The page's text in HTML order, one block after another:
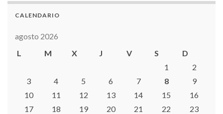
CALENDARIO
agosto 2026
L
M X J V S D
1
2
3
4 5 6 7 8
9
10
11 12 13 14 15
16
17
18 19 20 21 22
23